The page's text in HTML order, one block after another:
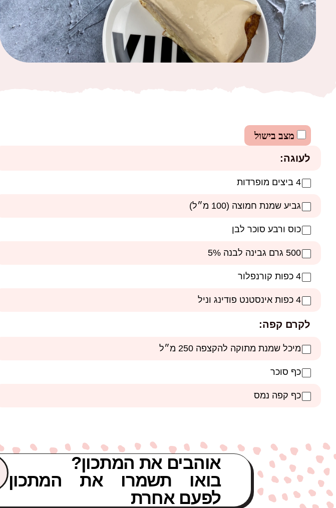
מצב בישול
לעוגה:
4 ביצים מופרדות
גביע שמנת חמוצה (100 מ״ל)
כוס ורבע סוכר לבן
500 גרם גבינה לבנה 5%
4 כפות קורנפלור
4 כפות אינסטנט פודינג וניל
לקרם קפה:
מיכל שמנת מתוקה להקצפה 250 מ״ל
כף סוכר
כף קפה נמס
אוהבים את המתכון?
בואו תשמרו את המתכון
לפעם אחרת